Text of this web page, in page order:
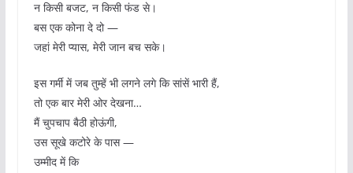
न किसी बजट, न किसी फंड से।
बस एक कोना दे दो —
जहां मेरी प्यास, मेरी जान बच सके।
इस गर्मी में जब तुम्हें भी लगने लगे कि सांसें भारी हैं,
तो एक बार मेरी ओर देखना…
मैं चुपचाप बैठी होऊंगी,
उस सूखे कटोरे के पास —
उम्मीद में कि